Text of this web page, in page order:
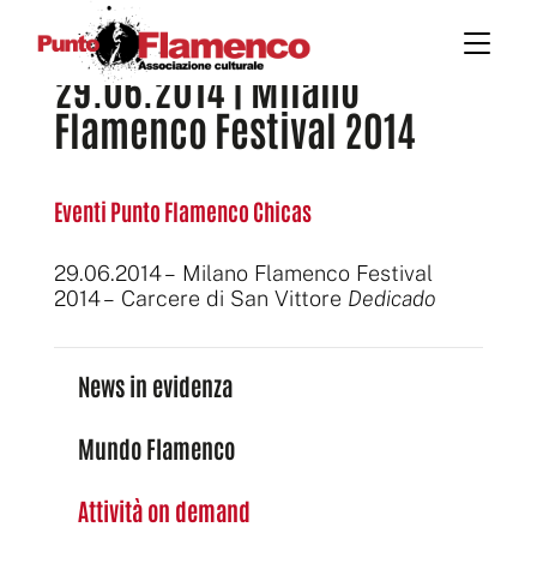
29.06.2014 | Milano
Flamenco Festival 2014
Eventi Punto Flamenco Chicas
29.06.2014 – Milano Flamenco Festival
2014 – Carcere di San Vittore Dedicado
News in evidenza
Mundo Flamenco
Attività on demand